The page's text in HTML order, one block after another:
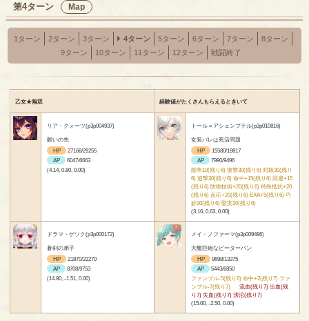
第4ターン Map
1ターン 2ターン 3ターン 4ターン 5ターン 6ターン 7ターン
8ターン
9ターン
10ターン 11ターン 12ターン 戦闘終了
乙女★無双 経験値がたくさんもらえるときいて
リア・クォーツ(p3p004937)
願いの先
HP
27168/29255
AP
6047/6663
(4.14, 0.80, 0.00)
トール＝アシェンプテル(p3p010816)
女装バレは死活問題
HP
15580/19817
AP
7990/9496
能率10(残り6) 復讐30(残り6) 封殺30(残り
6) 追撃30(残り6) 命中+15(残り6) 回避+15
(残り6) 防御技術+20(残り6) 特殊抵抗+20
(残り6) 反応+20(残り6) EXA+5(残り6) 巧
妙20(残り6) 堅実20(残り6)
(3.16, 0.63, 0.00)
ドラマ・ゲツク(p3p000172)
蒼剣の弟子
HP
21870/22270
AP
8708/9753
(14.80, -1.51, 0.00)
メイ・ノファーマ(p3p009486)
大艦巨砲なピーターパン
HP
9698/13375
AP
5443/6850
ファンブル-5(残り6) 命中+2(残り7) ファ
ンブル-7(残り7)
流血(残り7) 出血(残
り7) 失血(残り7) 滂沱(残り7)
(15.00, -2.50, 0.00)